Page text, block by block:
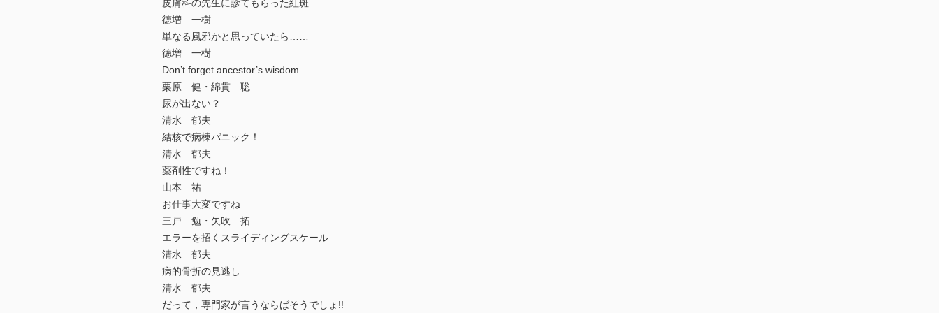
皮膚科の先生に診てもらった紅斑
徳増 一樹
単なる風邪かと思っていたら……
徳増 一樹
Don’t forget ancestor’s wisdom
栗原 健・綿貫 聡
尿が出ない？
清水 郁夫
結核で病棟パニック！
清水 郁夫
薬剤性ですね！
山本 祐
お仕事大変ですね
三戸 勉・矢吹 拓
エラーを招くスライディングスケール
清水 郁夫
病的骨折の見逃し
清水 郁夫
だって，専門家が言うならばそうでしょ!!